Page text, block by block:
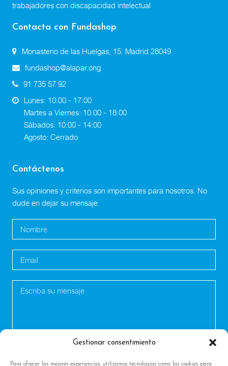
Gestionar consentimiento
Para ofrecer las mejores experiencias, utilizamos tecnologías como las cookies para
trabajadores con discapacidad intelectual
Contacta con Fundashop
Monasterio de las Huelgas, 15. Madrid 28049
fundashop@alapar.ong
91 735 57 92
Lunes: 10:00 - 17:00
Martes a Viernes: 10:00 - 18:00
Sábados: 10:00 - 14:00
Agosto: Cerrado
Contáctenos
Sus opiniones y criterios son importantes para nosotros. No
dude en dejar su mensaje